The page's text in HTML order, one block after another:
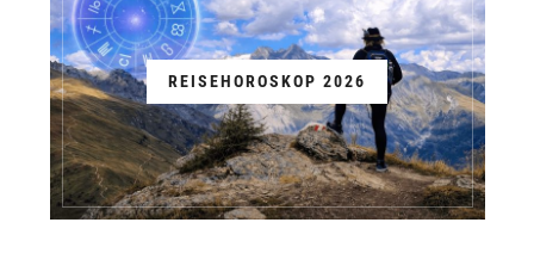
REISEHOROSKOP 2026